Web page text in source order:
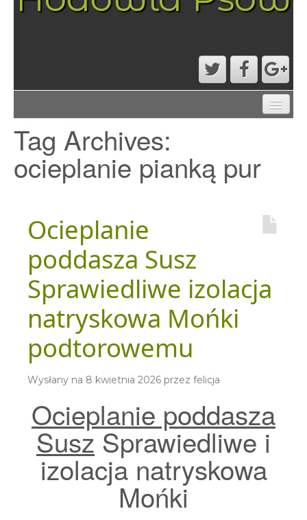
PRZYKŁADOWA STRONA
STRONA GŁÓWNA
Tag Archives:
ocieplanie pianką pur
Ocieplanie
poddasza Susz
Sprawiedliwe izolacja
natryskowa Mońki
podtorowemu
Wysłany na 8 kwietnia 2026 przez felicja
Ocieplanie poddasza
SuszSprawiedliwe i
izolacja natryskowa
Mońki